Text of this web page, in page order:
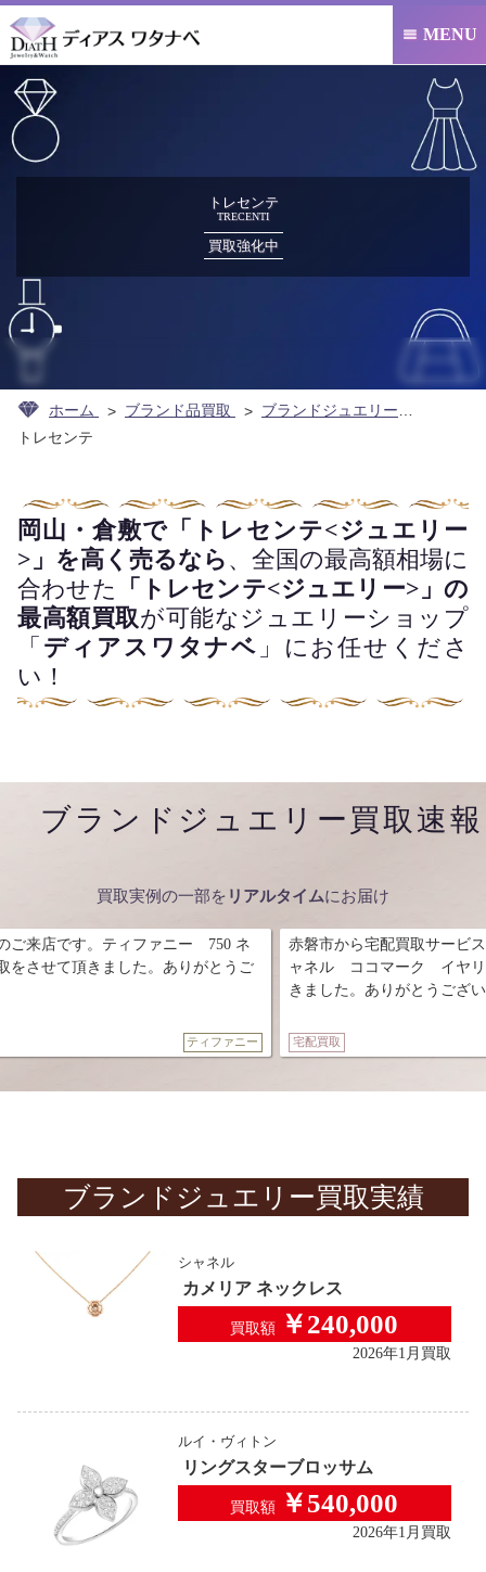
 MENU
トレセンテ
TRECENTI
買取強化中
ホーム ブランド品買取
ブランドジュエリー買取
トレセンテ
岡山・倉敷で「トレセンテ<ジュエリー
>」を高く売るなら 、全国の最高額相場に
合わせた
「トレセンテ<ジュエリー>」の
最高額買取が可能なジュエリーショップ
「 ディアスワタナベ 」にお任せくださ
い！
ブランドジュエリー買取速報
買取実例の一部を リアルタイムにお届け
ー 750 ネ
りがとうご
赤磐市から宅配買取サービスをご利用頂きました。シ
ャネル ココマーク イヤリングのお買取をさせて頂
きました。ありがとうございました。😌
ブランドジュエリー買取実績
シャネル
カメリア ネックレス
買取額 ￥240,000
2026年1月買取
ルイ・ヴィトン
リングスターブロッサム
買取額 ￥540,000
2026年1月買取